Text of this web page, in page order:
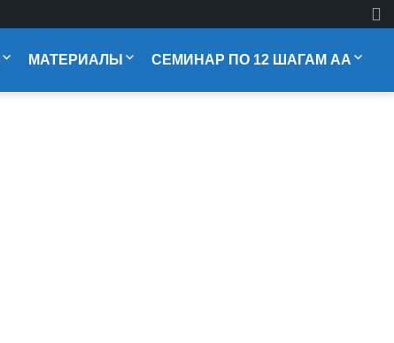
МАТЕРИАЛЫ СЕМИНАР ПО 12 ШАГАМ АА